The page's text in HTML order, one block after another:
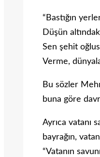
“Bastığın
Düşün
Sen şehit
Verme,
Bu sözler
buna göre
Ayrıca vatanı
bayrağın,
“Vatanın